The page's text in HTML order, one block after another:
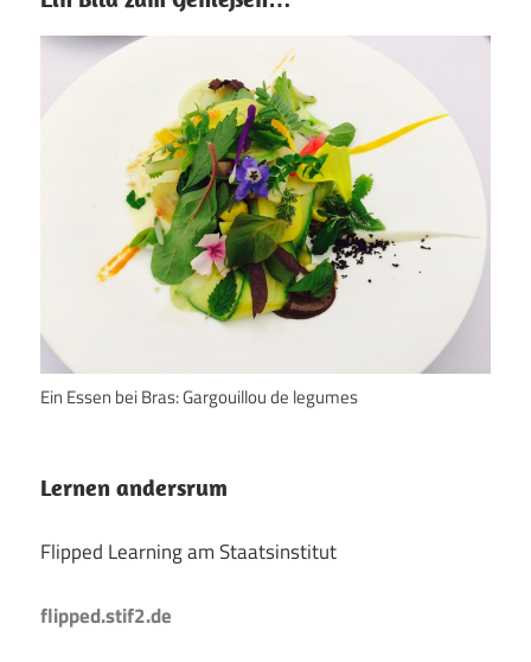
Ein Essen bei Bras: Gargouillou de legumes
Lernen andersrum
Flipped Learning am Staatsinstitut
flipped.stif2.de